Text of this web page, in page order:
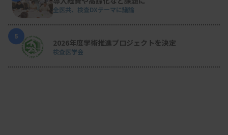
全医共、検査DXテーマに議論
5
2026年度学術推進プロジェクトを決定
検査医学会